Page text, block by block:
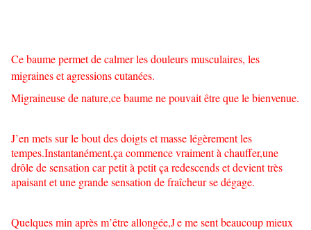
Ce baume permet de calmer les douleurs musculaires, les
migraines et agressions cutanées.
Migraineuse de nature,ce baume ne pouvait être que le bienvenue.
J’en mets sur le bout des doigts et masse légèrement les
tempes.Instantanément,ça commence vraiment à chauffer,une
drôle de sensation car petit à petit ça redescends et devient très
apaisant et une grande sensation de fraîcheur se dégage.
Quelques min après m’être allongée,Je me sent beaucoup mieux